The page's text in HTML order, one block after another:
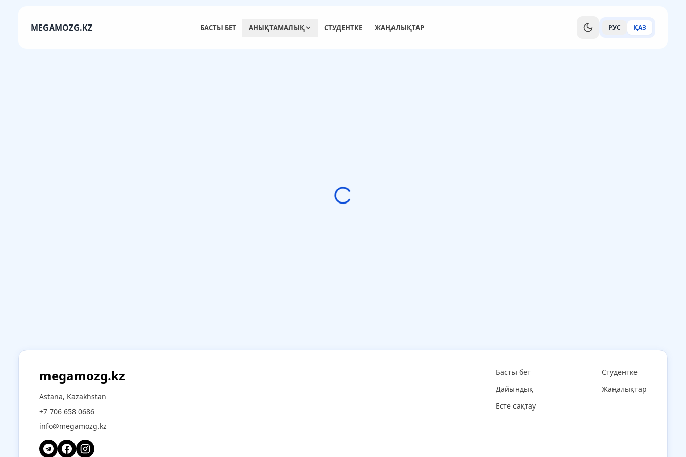
MEGAMOZG.KZ БАСТЫ БЕТ АНЫҚТАМАЛЫҚ СТУДЕНТКЕ ЖАҢАЛЫҚТАР РУС ҚАЗ
megamozg.kz
Astana, Kazakhstan
+7 706 658 0686
info@megamozg.kz
Басты бет
Дайындық
Есте сақтау
Студентке
Жаңалықтар